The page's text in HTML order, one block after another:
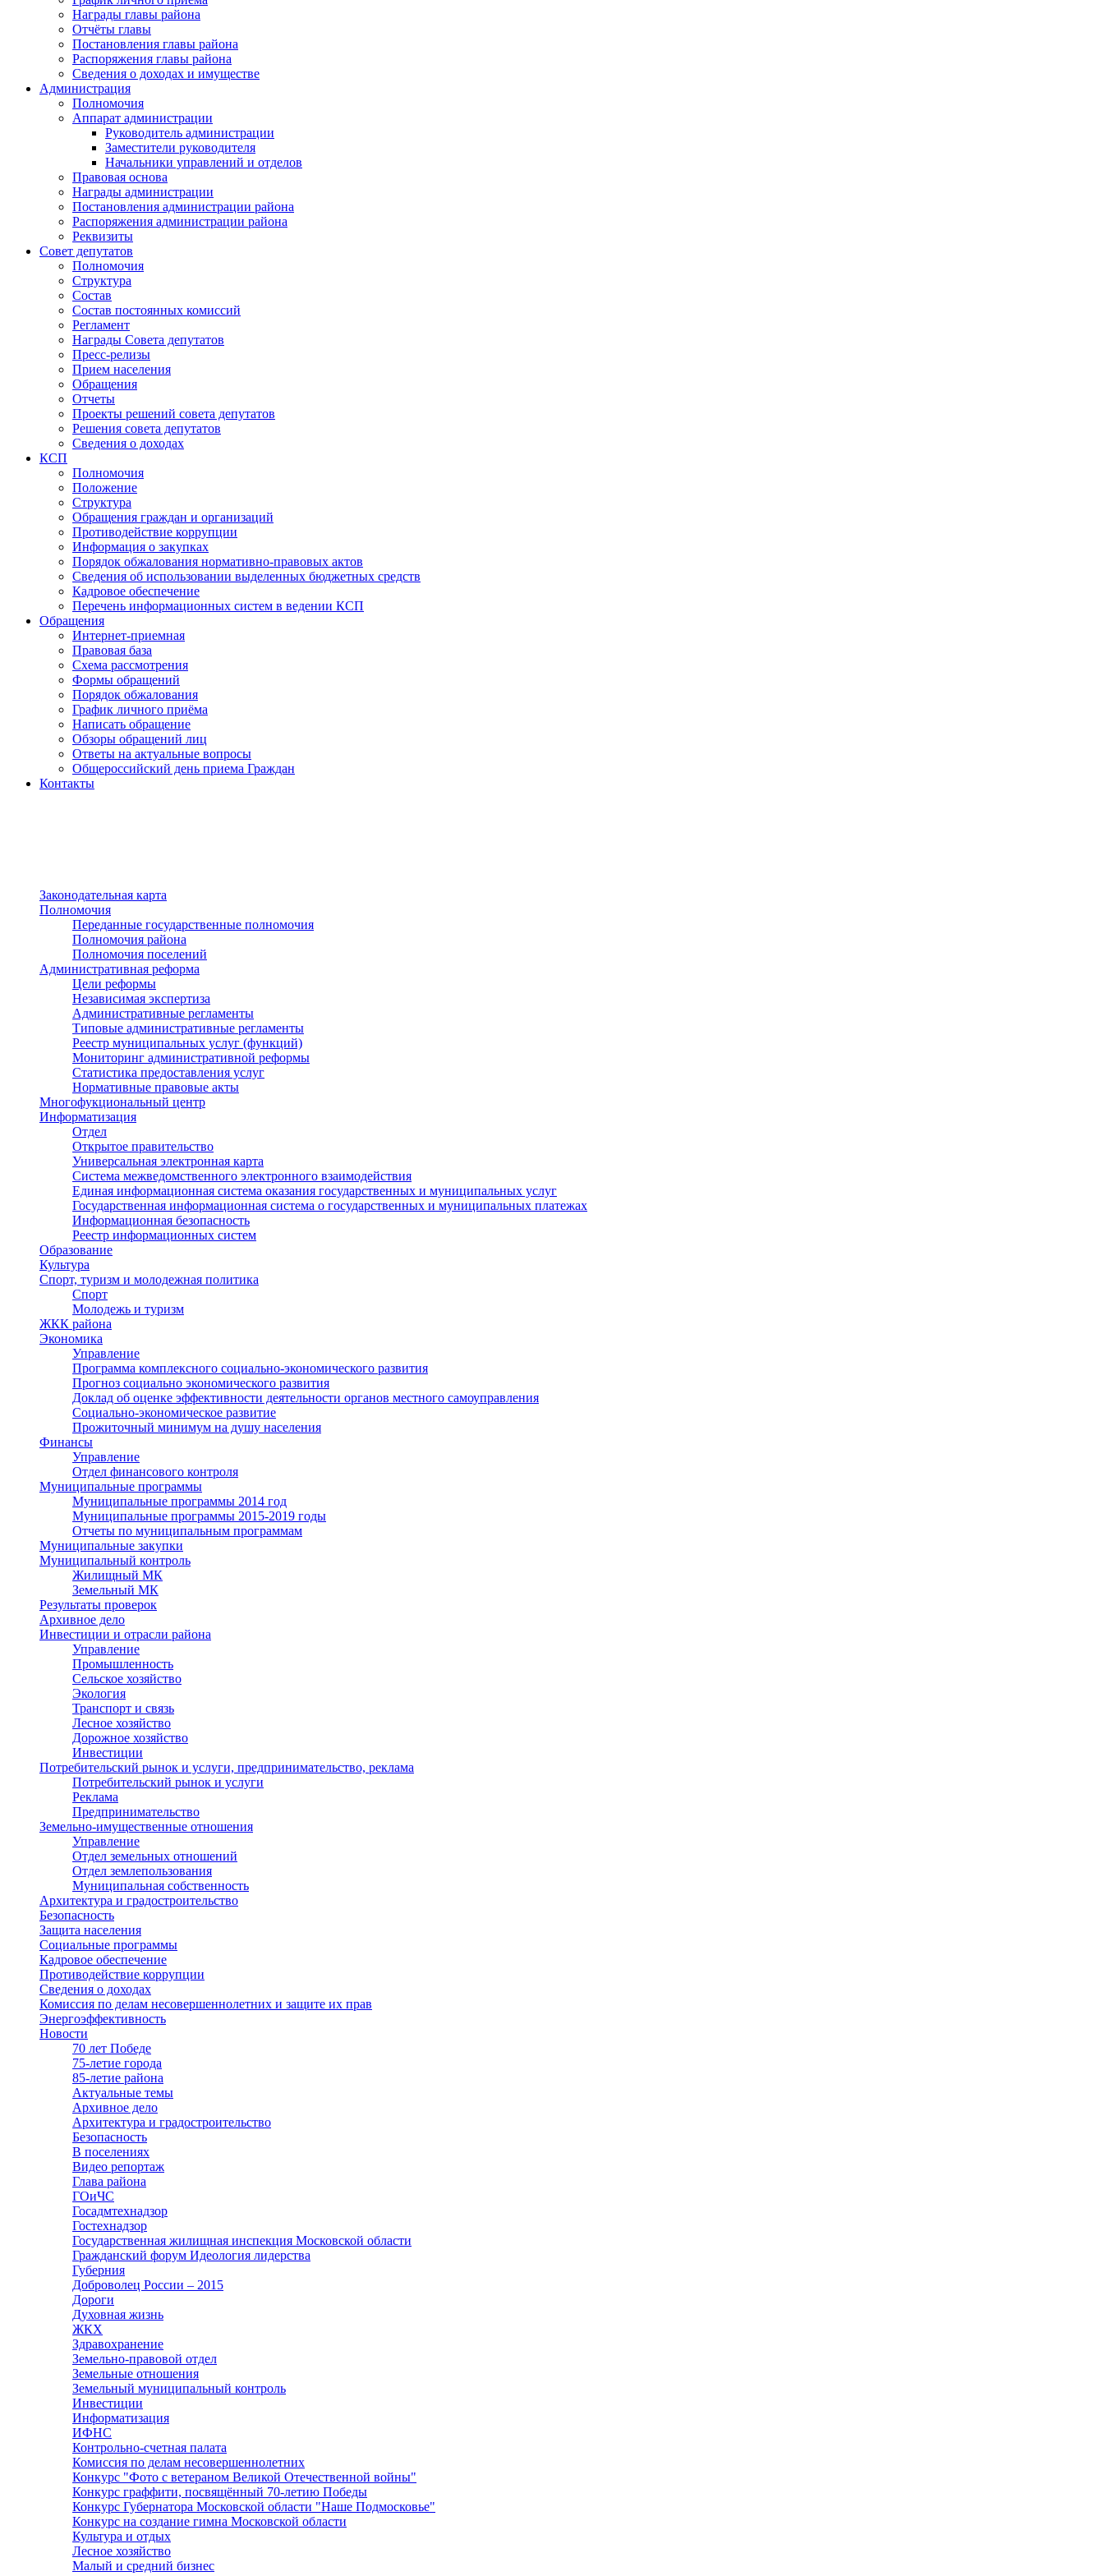
Награды главы района
Отчёты главы
Постановления главы района
Распоряжения главы района
Сведения о доходах и имуществе
Администрация
Полномочия
Аппарат администрации
Руководитель администрации
Заместители руководителя
Начальники управлений и отделов
Правовая основа
Награды администрации
Постановления администрации района
Распоряжения администрации района
Реквизиты
Совет депутатов
Полномочия
Структура
Состав
Состав постоянных комиссий
Регламент
Награды Совета депутатов
Пресс-релизы
Прием населения
Обращения
Отчеты
Проекты решений совета депутатов
Решения совета депутатов
Сведения о доходах
КСП
Полномочия
Положение
Структура
Обращения граждан и организаций
Противодействие коррупции
Информация о закупках
Порядок обжалования нормативно-правовых актов
Сведения об использовании выделенных бюджетных средств
Кадровое обеспечение
Перечень информационных систем в ведении КСП
Обращения
Интернет-приемная
Правовая база
Схема рассмотрения
Формы обращений
Порядок обжалования
График личного приёма
Написать обращение
Обзоры обращений лиц
Ответы на актуальные вопросы
Общероссийский день приема Граждан
Контакты
Законодательная карта
Полномочия
Переданные государственные полномочия
Полномочия района
Полномочия поселений
Административная реформа
Цели реформы
Независимая экспертиза
Административные регламенты
Типовые административные регламенты
Реестр муниципальных услуг (функций)
Мониторинг административной реформы
Статистика предоставления услуг
Нормативные правовые акты
Многофукциональный центр
Информатизация
Отдел
Открытое правительство
Универсальная электронная карта
Система межведомственного электронного взаимодействия
Единая информационная система оказания государственных и муниципальных услуг
Государственная информационная система о государственных и муниципальных платежах
Информационная безопасность
Реестр информационных систем
Образование
Культура
Спорт, туризм и молодежная политика
Спорт
Молодежь и туризм
ЖКК района
Экономика
Управление
Программа комплексного социально-экономического развития
Прогноз социально экономического развития
Доклад об оценке эффективности деятельности органов местного самоуправления
Социально-экономическое развитие
Прожиточный минимум на душу населения
Финансы
Управление
Отдел финансового контроля
Муниципальные программы
Муниципальные программы 2014 год
Муниципальные программы 2015-2019 годы
Отчеты по муниципальным программам
Муниципальные закупки
Муниципальный контроль
Жилищный МК
Земельный МК
Результаты проверок
Архивное дело
Инвестиции и отрасли района
Управление
Промышленность
Сельское хозяйство
Экология
Транспорт и связь
Лесное хозяйство
Дорожное хозяйство
Инвестиции
Потребительский рынок и услуги, предпринимательство, реклама
Потребительский рынок и услуги
Реклама
Предпринимательство
Земельно-имущественные отношения
Управление
Отдел земельных отношений
Отдел землепользования
Муниципальная собственность
Архитектура и градостроительство
Безопасность
Защита населения
Социальные программы
Кадровое обеспечение
Противодействие коррупции
Сведения о доходах
Комиссия по делам несовершеннолетних и защите их прав
Энергоэффективность
Новости
70 лет Победе
75-летие города
85-летие района
Актуальные темы
Архивное дело
Архитектура и градостроительство
Безопасность
В поселениях
Видео репортаж
Глава района
ГОиЧС
Госадмтехнадзор
Гостехнадзор
Государственная жилищная инспекция Московской области
Гражданский форум Идеология лидерства
Губерния
Доброволец России – 2015
Дороги
Духовная жизнь
ЖКХ
Здравохранение
Земельно-правовой отдел
Земельные отношения
Земельный муниципальный контроль
Инвестиции
Информатизация
ИФНС
Контрольно-счетная палата
Комиссия по делам несовершеннолетних
Конкурс "Фото с ветераном Великой Отечественной войны"
Конкурс граффити, посвящённый 70-летию Победы
Конкурс Губернатора Московской области "Наше Подмосковье"
Конкурс на создание гимна Московской области
Культура и отдых
Лесное хозяйство
Малый и средний бизнес